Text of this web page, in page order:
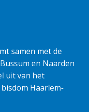
samen met de
en Naarden
uit van het
Haarlem-